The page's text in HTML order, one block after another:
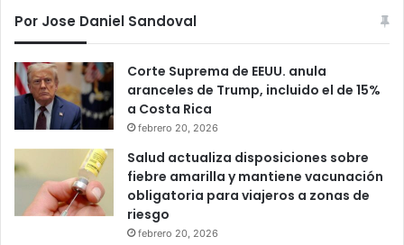
Por Jose Daniel Sandoval
Corte Suprema de EEUU. anula
aranceles de Trump, incluido el de 15%
a Costa Rica
febrero 20, 2026
Salud actualiza disposiciones sobre
fiebre amarilla y mantiene vacunación
obligatoria para viajeros a zonas de
riesgo
febrero 20, 2026